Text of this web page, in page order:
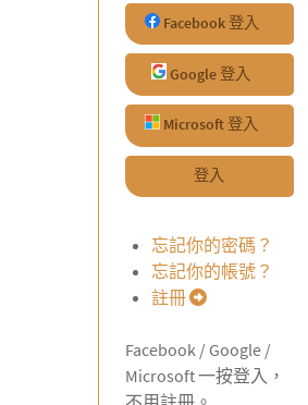
Facebook 登入
Google 登入
Microsoft 登入
登入
忘記你的密碼？
忘記你的帳號？
註冊
Facebook / Google /
Microsoft 一按登入，